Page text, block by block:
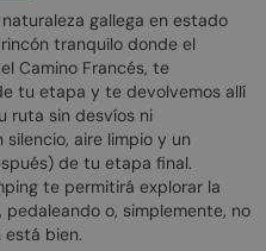
gallega en estado
tranquilo donde el
Camino Francés, te
tu etapa y te devolvemos allí
ruta sin desvíos ni
aire limpio y un
de tu etapa final.
te permitirá explorar la
o, simplemente, no
está bien.